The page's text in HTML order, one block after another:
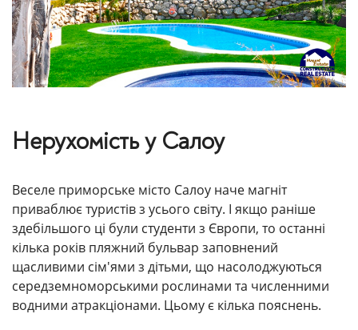
Нерухомість у Салоу
Веселе приморське місто Салоу наче магніт
приваблює туристів з усього світу. І якщо раніше
здебільшого ці були студенти з Європи, то останні
кілька років пляжний бульвар заповнений
щасливими сім'ями з дітьми, що насолоджуються
середземноморськими рослинами та численними
водними атракціонами. Цьому є кілька пояснень.